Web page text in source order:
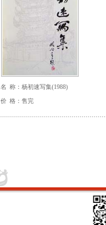
名 称：杨初速写集(1988)
价 格：售完